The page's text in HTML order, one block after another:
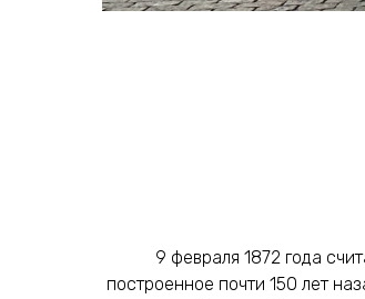
9 февраля 1872 года
построенное почти 150 лет